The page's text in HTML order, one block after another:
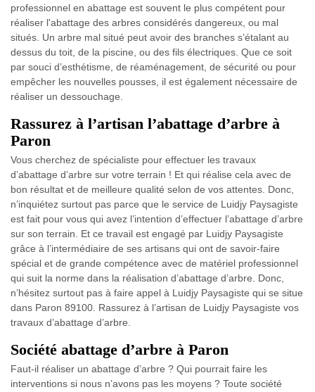
professionnel en abattage est souvent le plus compétent pour
réaliser l'abattage des arbres considérés dangereux, ou mal
situés. Un arbre mal situé peut avoir des branches s’étalant au
dessus du toit, de la piscine, ou des fils électriques. Que ce soit
par souci d’esthétisme, de réaménagement, de sécurité ou pour
empêcher les nouvelles pousses, il est également nécessaire de
réaliser un dessouchage.
Rassurez à l’artisan l’abattage d’arbre à
Paron
Vous cherchez de spécialiste pour effectuer les travaux
d’abattage d’arbre sur votre terrain ! Et qui réalise cela avec de
bon résultat et de meilleure qualité selon de vos attentes. Donc,
n’inquiétez surtout pas parce que le service de Luidjy Paysagiste
est fait pour vous qui avez l’intention d’effectuer l’abattage d’arbre
sur son terrain. Et ce travail est engagé par Luidjy Paysagiste
grâce à l’intermédiaire de ses artisans qui ont de savoir-faire
spécial et de grande compétence avec de matériel professionnel
qui suit la norme dans la réalisation d’abattage d’arbre. Donc,
n’hésitez surtout pas à faire appel à Luidjy Paysagiste qui se situe
dans Paron 89100. Rassurez à l’artisan de Luidjy Paysagiste vos
travaux d’abattage d’arbre.
Société abattage d’arbre à Paron
Faut-il réaliser un abattage d’arbre ? Qui pourrait faire les
interventions si nous n’avons pas les moyens ? Toute société